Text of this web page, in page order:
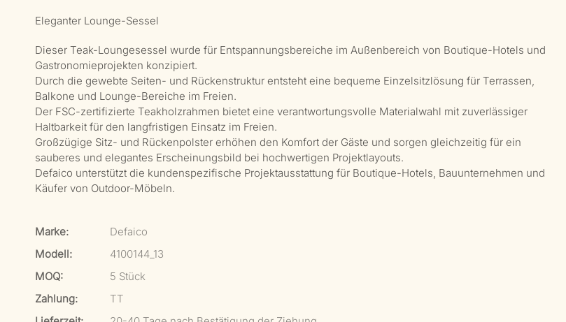
Eleganter Lounge-Sessel
Dieser Teak-Loungesessel wurde für Entspannungsbereiche im Außenbereich von Boutique-Hotels und
Gastronomieprojekten konzipiert.
Durch die gewebte Seiten- und Rückenstruktur entsteht eine bequeme Einzelsitzlösung für Terrassen,
Balkone und Lounge-Bereiche im Freien.
Der FSC-zertifizierte Teakholzrahmen bietet eine verantwortungsvolle Materialwahl mit zuverlässiger
Haltbarkeit für den langfristigen Einsatz im Freien.
Großzügige Sitz- und Rückenpolster erhöhen den Komfort der Gäste und sorgen gleichzeitig für ein
sauberes und elegantes Erscheinungsbild bei hochwertigen Projektlayouts.
Defaico unterstützt die kundenspezifische Projektausstattung für Boutique-Hotels, Bauunternehmen und
Käufer von Outdoor-Möbeln.
Marke:
Defaico
Modell:
4100144_13
MOQ:
5 Stück
Zahlung:
TT